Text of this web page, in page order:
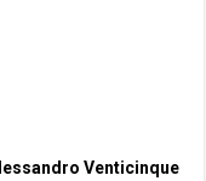
Venticinque